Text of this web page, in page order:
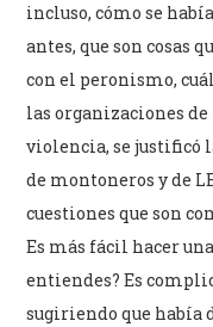
incluso, cómo se
antes, que son cosas
con el peronismo,
las organizaciones
violencia, se justificó
de montoneros y de
cuestiones que son
Es más fácil hacer
entiendes? Es
sugiriendo que había